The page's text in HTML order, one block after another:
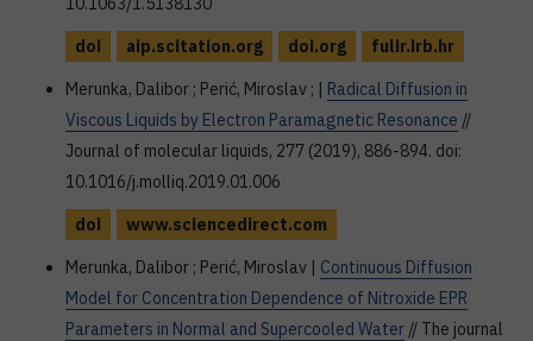
doi
aip.scitation.org doi.org
fulir.irb.hr
Merunka, Dalibor ; Perić, Miroslav ; | Radical Diffusion in
Viscous Liquids by Electron Paramagnetic Resonance //
Journal of molecular liquids, 277 (2019), 886-894. doi:
10.1016/j.molliq.2019.01.006
doi
www.sciencedirect.com
Merunka, Dalibor ; Perić, Miroslav | Continuous Diffusion
Model for Concentration Dependence of Nitroxide EPR
Parameters in Normal and Supercooled Water // The journal